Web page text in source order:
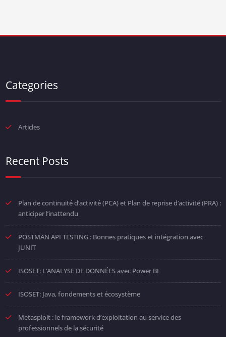
Categories
Articles
Recent Posts
Plan de continuité d’activité (PCA) et Plan de reprise d’activité (PRA) :
anticiper l’inattendu
POSTMAN API TESTING : Bonnes pratiques et intégration avec
JUNIT
ISOSET: L’ANALYSE DE DONNÉES avec Power BI
ISOSET: Java, fondements et écosystème
Metasploit : le framework d’exploitation au service des
professionnels de la sécurité